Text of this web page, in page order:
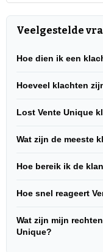
Veelgestelde
Hoe dien ik een
Hoeveel klachten
Lost Vente Unique
Wat zijn de meeste
Hoe bereik ik de
Hoe snel reageert
Wat zijn mijn
Unique?